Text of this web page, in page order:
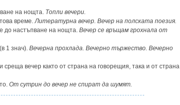
на нощта. Топли вечери.
време.Литературна вечер. Вечер на полската поезия.
до настъпване на нощта. Вечер се връщам грохнала от
1 знач). Вечерна прохлада. Вечерно тържество. Вечерно
среща вечер както от страна на говорещия, така и от страна
От сутрин до вечер не спират да шумят.